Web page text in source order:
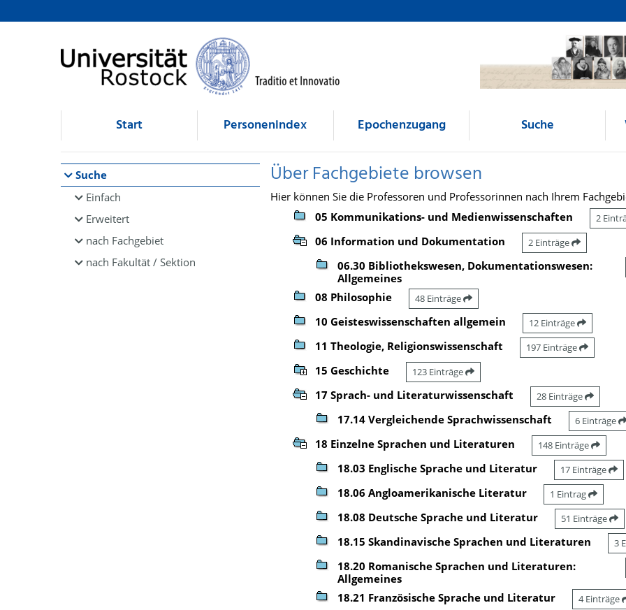
Browsen
direkt zum Inhalt
Start Personenindex Epochenzugang Suche
Suche
Einfach
Erweitert
nach Fachgebiet
nach Fakultät / Sektion
Über Fachgebiete browsen
Hier können Sie die Professoren und Professorinnen nach Ihrem
05 Kommunikations- und Medienwissenschaften
2
06 Information und Dokumentation 2 Einträge
06.30 Bibliothekswesen, Dokumentationswesen:
Allgemeines
08 Philosophie 48 Einträge
10 Geisteswissenschaften allgemein 12 Einträge
11 Theologie, Religionswissenschaft 197 Einträge
15 Geschichte 123 Einträge
17 Sprach- und Literaturwissenschaft 28 Einträge
17.14 Vergleichende Sprachwissenschaft 6 Einträge
18 Einzelne Sprachen und Literaturen 148 Einträge
18.03 Englische Sprache und Literatur 17 Einträge
18.06 Angloamerikanische Literatur 1 Eintrag
18.08 Deutsche Sprache und Literatur 51 Einträge
18.15 Skandinavische Sprachen und Literaturen 3
18.20 Romanische Sprachen und Literaturen:
Allgemeines
18.21 Französische Sprache und Literatur 4 Einträge